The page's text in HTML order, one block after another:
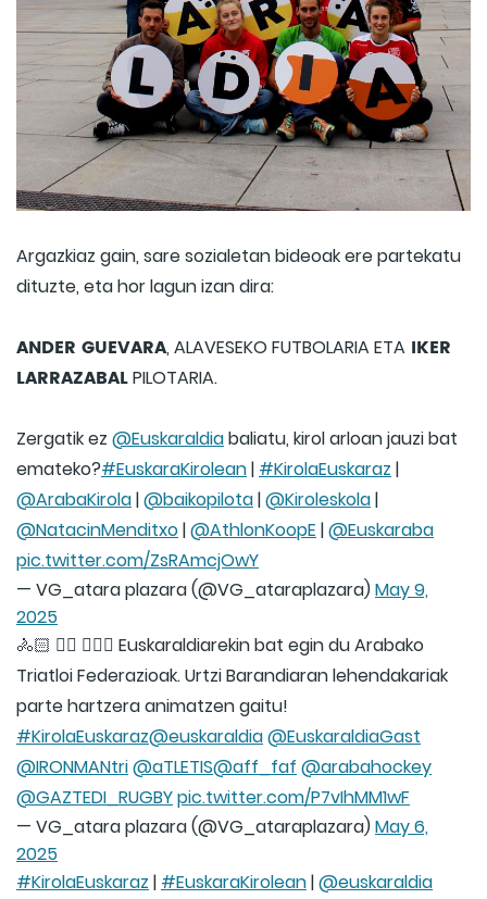
Argazkiaz gain, sare sozialetan bideoak ere partekatu
dituzte, eta hor lagun izan dira:
ANDER GUEVARA, ALAVESEKO FUTBOLARIA ETA IKER
LARRAZABALPILOTARIA.
Zergatik ez @Euskaraldiabaliatu, kirol arloan jauzi bat
emateko?#EuskaraKirolean| #KirolaEuskaraz |
@ArabaKirola|@baikopilota|@Kiroleskola|
@NatacinMenditxo|@AthlonKoopE |@Euskaraba
pic.twitter.com/ZsRAmcjOwY
— VG_atara plazara (@VG_ataraplazara)May 9,
2025
🚴🏻 🏊🏻 🏃🏻‍♀️ Euskaraldiarekin bat egin du Arabako
Triatloi Federazioak. Urtzi Barandiaran lehendakariak
parte hartzera animatzen gaitu!
#KirolaEuskaraz@euskaraldia@EuskaraldiaGast
@IRONMANtri@aTLETIS@aff_faf @arabahockey
@GAZTEDI_RUGBYpic.twitter.com/P7vIhMM1wF
— VG_atara plazara (@VG_ataraplazara)May 6,
2025
#KirolaEuskaraz | #EuskaraKirolean|@euskaraldia